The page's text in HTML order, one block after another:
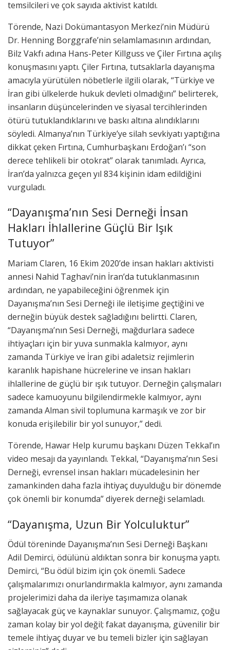
temsilcileri ve çok sayıda aktivist katıldı.
Törende, Nazi Dokümantasyon Merkezi’nin Müdürü
Dr. Henning Borggrafe’nin selamlamasının ardından,
Bilz Vakfı adına Hans-Peter Killguss ve Çiler Fırtına açılış
konuşmasını yaptı. Çiler Fırtına, tutsaklarla dayanışma
amacıyla yürütülen nöbetlerle ilgili olarak, “Türkiye ve
İran gibi ülkelerde hukuk devleti olmadığını” belirterek,
insanların düşüncelerinden ve siyasal tercihlerinden
ötürü tutuklandıklarını ve baskı altına alındıklarını
söyledi. Almanya’nın Türkiye’ye silah sevkiyatı yaptığına
dikkat çeken Fırtına, Cumhurbaşkanı Erdoğan’ı “son
derece tehlikeli bir otokrat” olarak tanımladı. Ayrıca,
İran’da yalnızca geçen yıl 834 kişinin idam edildiğini
vurguladı.
“Dayanışma’nın Sesi Derneği İnsan
Hakları İhlallerine Güçlü Bir Işık
Tutuyor”
Mariam Claren, 16 Ekim 2020’de insan hakları aktivisti
annesi Nahid Taghavi’nin İran’da tutuklanmasının
ardından, ne yapabileceğini öğrenmek için
Dayanışma’nın Sesi Derneği ile iletişime geçtiğini ve
derneğin büyük destek sağladığını belirtti. Claren,
“Dayanışma’nın Sesi Derneği, mağdurlara sadece
ihtiyaçları için bir yuva sunmakla kalmıyor, aynı
zamanda Türkiye ve İran gibi adaletsiz rejimlerin
karanlık hapishane hücrelerine ve insan hakları
ihlallerine de güçlü bir ışık tutuyor. Derneğin çalışmaları
sadece kamuoyunu bilgilendirmekle kalmıyor, aynı
zamanda Alman sivil toplumuna karmaşık ve zor bir
konuda erişilebilir bir yol sunuyor,” dedi.
Törende, Hawar Help kurumu başkanı Düzen Tekkal’ın
video mesajı da yayınlandı. Tekkal, “Dayanışma’nın Sesi
Derneği, evrensel insan hakları mücadelesinin her
zamankinden daha fazla ihtiyaç duyulduğu bir dönemde
çok önemli bir konumda” diyerek derneği selamladı.
“Dayanışma, Uzun Bir Yolculuktur”
Ödül töreninde Dayanışma’nın Sesi Derneği Başkanı
Adil Demirci, ödülünü aldıktan sonra bir konuşma yaptı.
Demirci, “Bu ödül bizim için çok önemli. Sadece
çalışmalarımızı onurlandırmakla kalmıyor, aynı zamanda
projelerimizi daha da ileriye taşımamıza olanak
sağlayacak güç ve kaynaklar sunuyor. Çalışmamız, çoğu
zaman kolay bir yol değil; fakat dayanışma, güvenilir bir
temele ihtiyaç duyar ve bu temeli bizler için sağlayan